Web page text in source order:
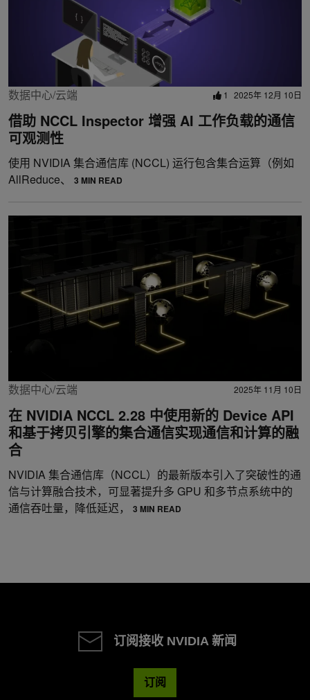
数据中心/云端 1 2025年 12月 10日
借助 NCCL Inspector 增强 AI 工作负载的通信
可观测性
使用 NVIDIA 集合通信库 (NCCL) 运行包含集合运算（例如
AllReduce、
3 MIN READ
数据中心/云端 2025年 11月 10日
在 NVIDIA NCCL 2.28 中使用新的 Device API
和基于拷贝引擎的集合通信实现通信和计算的融
合
NVIDIA 集合通信库（NCCL）的最新版本引入了突破性的通
信与计算融合技术，可显著提升多 GPU 和多节点系统中的
通信吞吐量，降低延迟，
3 MIN READ
订阅接收 NVIDIA 新闻
订阅